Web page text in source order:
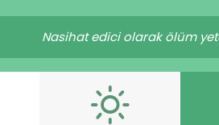
Nasihat edici olarak ölüm